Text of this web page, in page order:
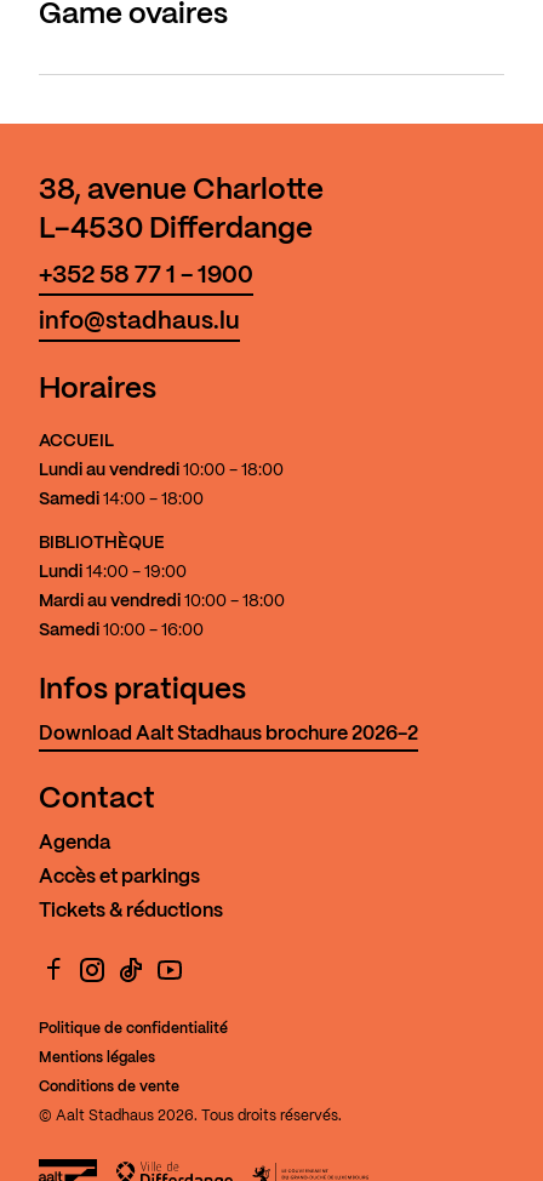
Game ovaires
38, avenue Charlotte
L-4530 Differdange
+352 58 77 1 - 1900
info@stadhaus.lu
Horaires
ACCUEIL
Lundi au vendredi 10:00 - 18:00
Samedi 14:00 - 18:00
BIBLIOTHÈQUE
Lundi 14:00 - 19:00
Mardi au vendredi 10:00 - 18:00
Samedi 10:00 - 16:00
Infos pratiques
Download Aalt Stadhaus brochure 2026-2
Contact
Agenda
Accès et parkings
Tickets & réductions
Politique de confidentialité
Mentions légales
Conditions de vente
© Aalt Stadhaus 2026. Tous droits réservés.
Aalt StadhausVille de DifferdangeLe Gouvernement du Grand-